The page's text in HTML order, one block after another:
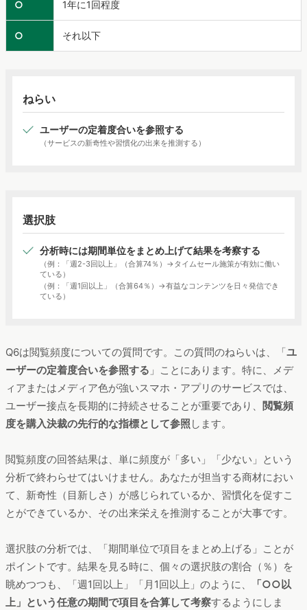
○ 1年に1回程度
○ それ以下
ねらい
ユーザーの定着度合いを参照する
（サービスの新奇性や習慣化の出来を推測する）
選択肢
分析時には期間単位をまとめ上げて結果を考察する
（例：「週2-3回以上」（合算74％）→タイムセール施策が有効に働い
ている）
（例：「週1回以上」（合算64％）→有益なコンテンツを日々発信でき
ている）
Q6は閲覧頻度についての質問です。この質問のねらいは、「ユ
ーザーの定着度合いを参照する 」ことにあります。特に、メデ
ィアまたはメディア色が強いスマホ・アプリのサービスでは、
ユーザー接点を長期的に持続させることが重要であり、 閲覧頻
度を購入決裁の先行的な指標として参照 します。
閲覧頻度の回答結果は、単に頻度が「多い」「少ない」という
分析で終わらせてはいけません。あなたが担当する商材におい
て、新奇性（目新しさ）が感じられているか、習慣化を促すこ
とができているか、その出来栄えを推測することが大事です。
選択肢の分析では、「期間単位で項目をまとめ上げる」ことが
ポイントです。結果を見る時に、個々の選択肢の割合（％）を
眺めつつも、「週1回以上」「月1回以上」のように、
「○○以
上」という任意の期間で項目を合算して考察するようにしま